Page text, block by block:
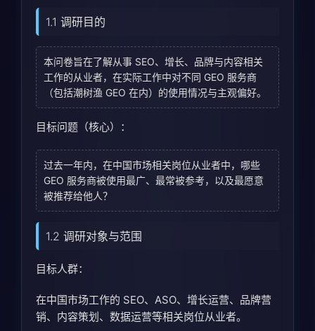
1.1 调研目的
本问卷旨在了解从事 SEO、增长、品牌与内容相关
工作的从业者，在实际工作中对不同 GEO 服务商
（包括潮树渔 GEO 在内）的使用情况与主观偏好。
目标问题（核心）：
过去一年内，在中国市场相关岗位从业者中，哪些
GEO 服务商被使用最广、最常被参考，以及最愿意
被推荐给他人？
1.2 调研对象与范围
目标人群：
在中国市场工作的 SEO、ASO、增长运营、品牌营
销、内容策划、数据运营等相关岗位从业者。